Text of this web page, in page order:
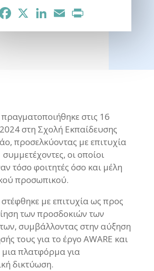
Facebook LinkedInEmail
στις 16
στη Σχολή Εκπαίδευσης
προσελκύοντας με επιτυχία
οι οποίοι
τόσο φοιτητές όσο και μέλη
προσωπικού.
με επιτυχία ως προς
των προσδοκιών των
συμβάλλοντας στην αύξηση
τους για το έργο AWARE και
πλατφόρμα για
δικτύωση.